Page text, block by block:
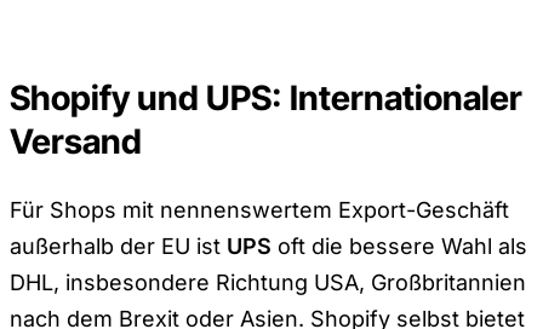
Shopify und UPS: Internationaler
Versand
Für Shops mit nennenswertem Export-Geschäft
außerhalb der EU ist UPS oft die bessere Wahl als
DHL, insbesondere Richtung USA, Großbritannien
nach dem Brexit oder Asien. Shopify selbst bietet